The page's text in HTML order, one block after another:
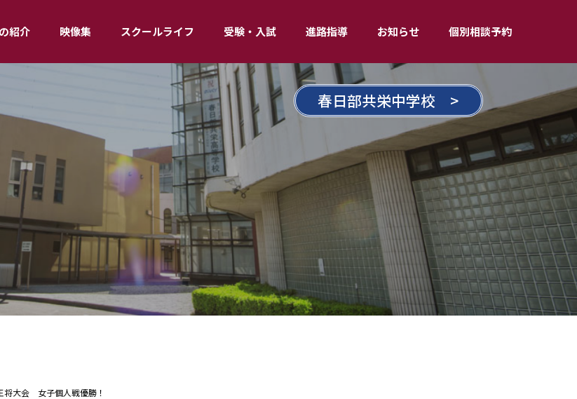
紹介 映像集 スクールライフ 受験・入試 進路指導 お知らせ 個別相談予約
春日部共栄中学校 >
将大会 女子個人戦優勝！